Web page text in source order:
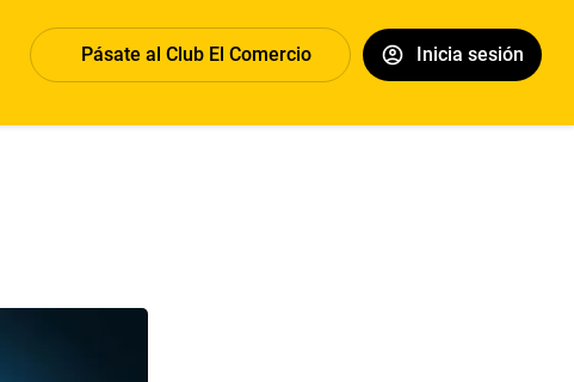
Pásate al Club El Comercio Inicia sesión